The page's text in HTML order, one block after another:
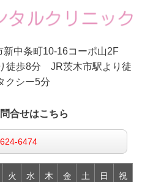
中条町10-16コーポ山2F
徒歩8分 JR茨木市駅より徒
クシー5分
合せはこちら
6474
火 水 木 金 土 日 祝